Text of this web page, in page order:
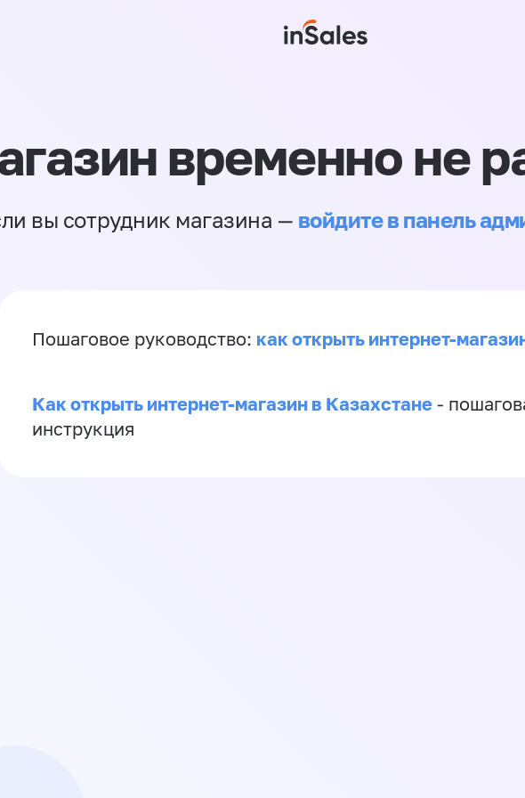
временно не
вы сотрудник магазина — войдите в панель
Пошаговое руководство: как открыть интернет-
Как открыть интернет-магазин в Казахстане -
инструкция